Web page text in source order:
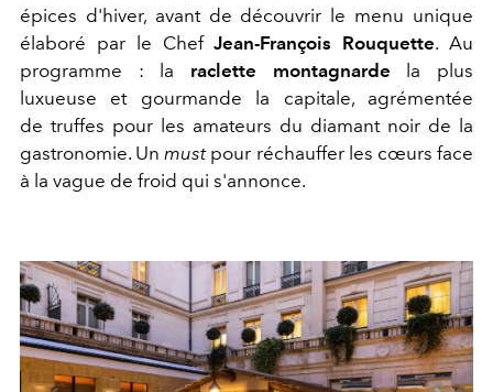
épices d'hiver, avant de découvrir le menu unique
élaboré par le ChefJean-François Rouquette. Au
programme : la raclette montagnarde la plus
luxueuse et gourmande la capitale, agrémentée
de truffes pour les amateurs du diamant noir de la
gastronomie. Unmustpour réchauffer les cœurs face
à la vague de froid qui s'annonce.